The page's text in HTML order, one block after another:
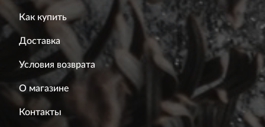
Как купить
Доставка
Условия возврата
О магазине
Контакты